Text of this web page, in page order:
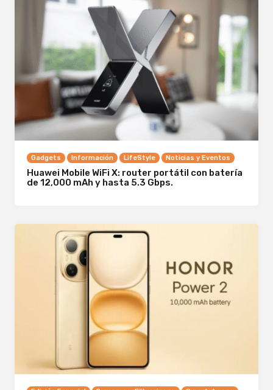
Gadgets Información LifeStyle Noticias y Eventos
Huawei Mobile WiFi X: router portátil con batería
de 12,000 mAh y hasta 5.3 Gbps.